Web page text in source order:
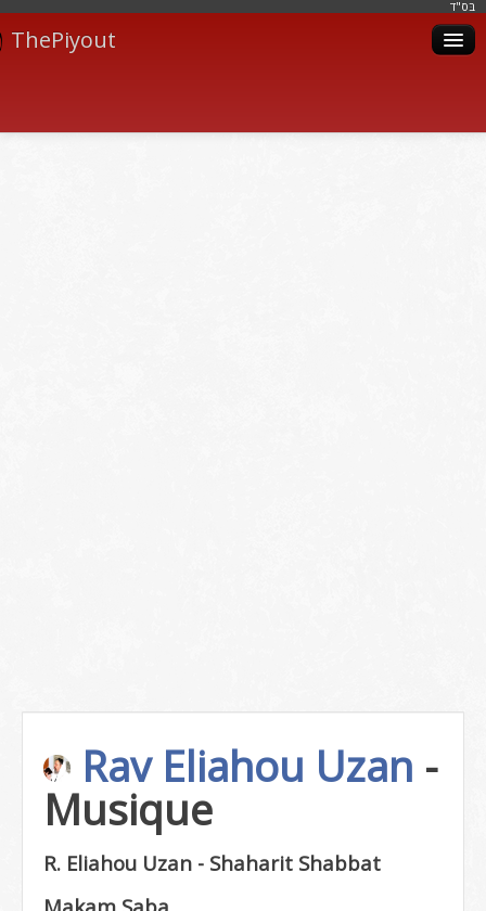
בּס"ד
ThePiyout
Rav Eliahou Uzan -
Musique
R. Eliahou Uzan - Shaharit Shabbat